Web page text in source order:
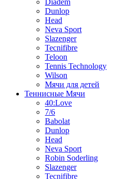
Diadem
Dunlop
Head
Neva Sport
Slazenger
Tecnifibre
Teloon
Tennis Technology
Wilson
Мячи для детей
Теннисные Мячи
40:Love
7/6
Babolat
Dunlop
Head
Neva Sport
Robin Soderling
Slazenger
Tecnifibre